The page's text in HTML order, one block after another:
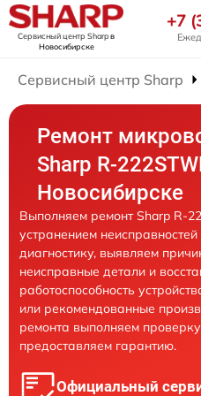
Сервисный центр Sharpв
Новосибирске
+7
Сервисный центр Sharp
Ремонт
Sharp R-
Новосибирске
Выполняем ремонт Sharp R-
устранением
диагностику, выявляем
неисправные детали и
работоспособность
или рекомендованные
ремонта выполняем
предоставляем гарантию.
Официальный